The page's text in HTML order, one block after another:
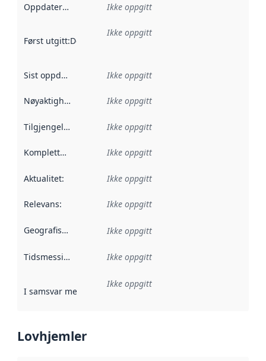
Oppdateringsfrekvens :
Ikke oppgitt
Først utgitt:Denne datoen sier når dataene i dette
Ikke oppgitt
Sist oppdatert Ikke oppgitt
Nøyaktighet Ikke oppgitt
Tilgjengelighet Ikke oppgitt
Kompletthet Ikke oppgitt
Aktualitet: Ikke oppgitt
Relevans: Ikke oppgitt
Geografisk avgrensning :
Ikke oppgitt
Tidsmessig avgrensning :
Ikke oppgitt
I samsvar med Referanse til en implementasjonsregel
Ikke oppgitt
Lovhjemler